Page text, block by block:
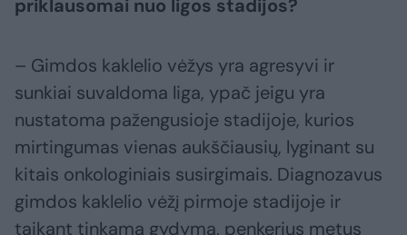
priklausomai nuo ligos stadijos?
– Gimdos kaklelio vėžys yra agresyvi ir
sunkiai suvaldoma liga, ypač jeigu yra
nustatoma pažengusioje stadijoje, kurios
mirtingumas vienas aukščiausių, lyginant su
kitais onkologiniais susirgimais. Diagnozavus
gimdos kaklelio vėžį pirmoje stadijoje ir
taikant tinkamą gydymą, penkerius metus